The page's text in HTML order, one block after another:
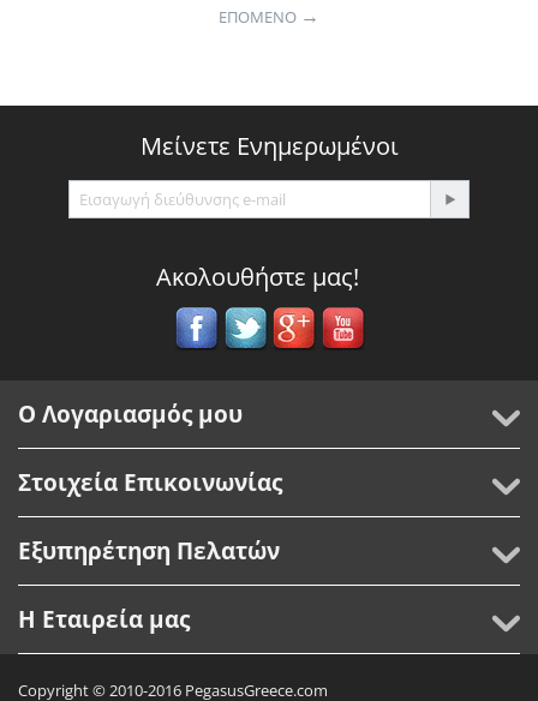
ΕΠΌΜΕΝΟ →
Μείνετε Ενημερωμένοι
Ακολουθήστε μας!
Ο Λογαριασμός μου
Στοιχεία Επικοινωνίας
Εξυπηρέτηση Πελατών
Η Εταιρεία μας
Copyright © 2010-2016 PegasusGreece.com